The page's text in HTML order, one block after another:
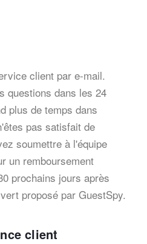
client par e-mail.
questions dans les 24
plus de temps dans
pas satisfait de
soumettre à l'équipe
un remboursement
prochains jours après
proposé par GuestSpy.
client